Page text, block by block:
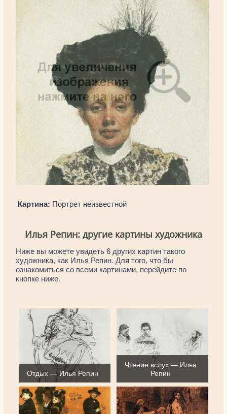
Картина: Портрет неизвестной
Илья Репин: другие картины художника
Ниже вы можете увидеть 6 других картин такого
художника, как Илья Репин. Для того, что бы
ознакомиться со всеми картинами, перейдите по
кнопке ниже.
Отдых — Илья Репин
Чтение вслух — Илья
Репин